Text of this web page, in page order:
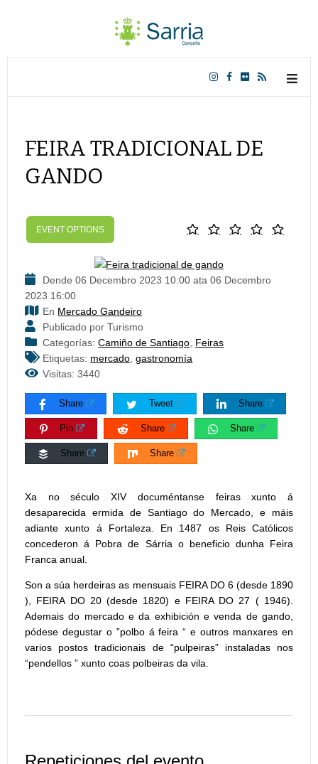
FEIRA TRADICIONAL DE
GANDO
EVENT OPTIONS
Dende 06 Decembro 2023 10:00 ata 06 Decembro
2023 16:00
En Mercado Gandeiro
Publicado por Turismo
Categorías:Camiño de Santiago, Feiras
Etiquetas: mercado,gastronomía
Visitas: 3440
Share Tweet Share
Pin Share Share
Share Share
Xa no século XIV documéntanse feiras xunto á
desaparecida ermida de Santiago do Mercado, e máis
adiante xunto á Fortaleza. En 1487 os Reis Católicos
concederon á Pobra de Sárria o beneficio dunha Feira
Franca anual.
Son a súa herdeiras as mensuais FEIRA DO 6 (desde 1890
), FEIRA DO 20 (desde 1820) e FEIRA DO 27 ( 1946).
Ademais do mercado e da exhibición e venda de gando,
pódese degustar o ”polbo á feira “ e outros manxares en
varios postos tradicionais de “pulpeiras” instaladas nos
“pendellos ” xunto coas polbeiras da vila.